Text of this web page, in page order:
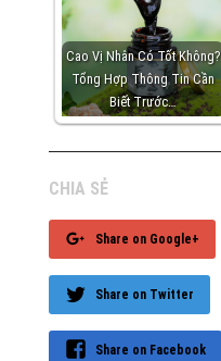
Cao Vị Nhân Có Tốt Không?
Tổng Hợp Thông Tin Cần
Biết Trước…
CHIA SẺ
Share on Google+
Share on Twitter
Share on Facebook